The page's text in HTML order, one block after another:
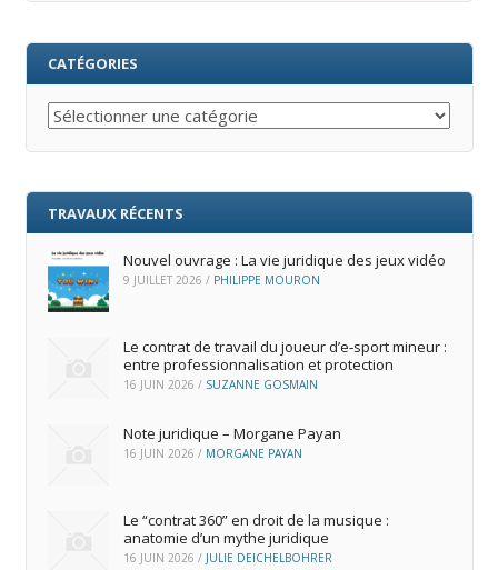
CATÉGORIES
Catégories
TRAVAUX RÉCENTS
Nouvel ouvrage : La vie juridique des jeux vidéo
9 JUILLET 2026 / PHILIPPE MOURON
Le contrat de travail du joueur d’e‑sport mineur :
entre professionnalisation et protection
16 JUIN 2026 / SUZANNE GOSMAIN
Note juridique – Morgane Payan
16 JUIN 2026 / MORGANE PAYAN
Le “contrat 360” en droit de la musique :
anatomie d’un mythe juridique
16 JUIN 2026 / JULIE DEICHELBOHRER